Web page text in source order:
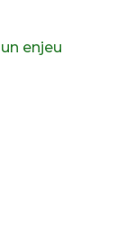
enjeu